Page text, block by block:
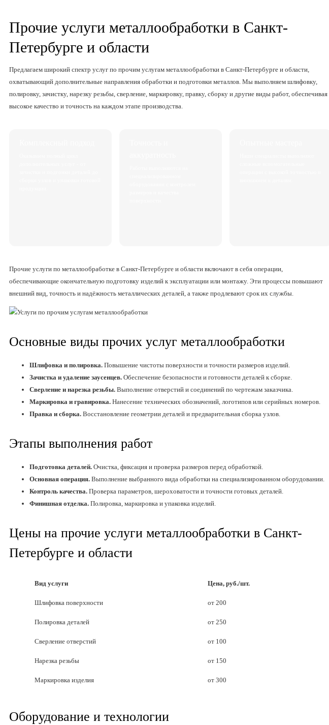
Прочие услуги металлообработки в Санкт-
Петербурге и области
Предлагаем широкий спектр услуг по прочим услугам металлообработки в Санкт-Петербурге и области,
охватывающий дополнительные направления обработки и подготовки металлов. Мы выполняем шлифовку,
полировку, зачистку, нарезку резьбы, сверление, маркировку, правку, сборку и другие виды работ, обеспечивая
высокое качество и точность на каждом этапе производства.
Прочие услуги по металлообработке в Санкт-Петербурге и области включают в себя операции,
обеспечивающие окончательную подготовку изделий к эксплуатации или монтажу. Эти процессы повышают
внешний вид, точность и надёжность металлических деталей, а также продлевают срок их службы.
Основные виды прочих услуг металлообработки
Шлифовка и полировка. Повышение чистоты поверхности и точности размеров изделий.
Зачистка и удаление заусенцев. Обеспечение безопасности и готовности деталей к сборке.
Сверление и нарезка резьбы. Выполнение отверстий и соединений по чертежам заказчика.
Маркировка и гравировка. Нанесение технических обозначений, логотипов или серийных номеров.
Правка и сборка. Восстановление геометрии деталей и предварительная сборка узлов.
Этапы выполнения работ
Подготовка деталей. Очистка, фиксация и проверка размеров перед обработкой.
Основная операция. Выполнение выбранного вида обработки на специализированном оборудовании.
Контроль качества. Проверка параметров, шероховатости и точности готовых деталей.
Финишная отделка. Полировка, маркировка и упаковка изделий.
Цены на прочие услуги металлообработки в Санкт-
Петербурге и области
Вид услуги Цена, руб./шт.
Шлифовка поверхности от 200
Полировка деталей от 250
Сверление отверстий от 100
Нарезка резьбы от 150
Маркировка изделия от 300
Оборудование и технологии